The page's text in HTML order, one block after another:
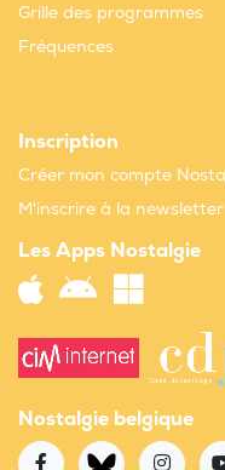
Grille des programmes
Fréquences
Inscription
Créer mon compte
M'inscrire à la newsletter
Les Apps Nostalgie
Nostalgie belgique